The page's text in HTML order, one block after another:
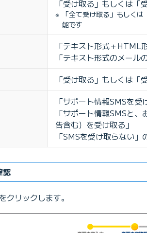
「受け取る」もしくは「
「全て受け取る」もしく
能です
「テキスト形式＋HTML
「テキスト形式のメール
「受け取る」もしくは「
「サポート情報SMSを受
「サポート情報SMSと
告含む）を受け取る」
「SMSを受け取らない
認
リックします。